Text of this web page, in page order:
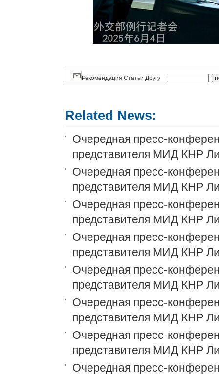
Рекомендация Статьи Другу
Related News:
Очередная пресс-
представителя МИД КНР
Очередная пресс-
представителя МИД КНР
Очередная пресс-
представителя МИД КНР
Очередная пресс-
представителя МИД КНР
Очередная пресс-
представителя МИД КНР
Очередная пресс-
представителя МИД КНР
Очередная пресс-
представителя МИД КНР
Очередная пресс-